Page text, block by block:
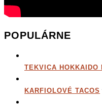
POPULÁRNE
TEKVICA HOKKAIDO
KARFIOLOVÉ TACOS